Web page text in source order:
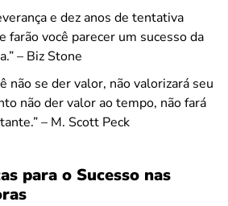
e dez anos de tentativa
farão você parecer um sucesso da
– Biz Stone
não se der valor, não valorizará seu
não der valor ao tempo, não fará
– M. Scott Peck
para o Sucesso nas